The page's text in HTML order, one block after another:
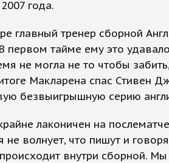
года.
главный тренер сборной
первом тайме ему это
не могла не то чтобы
Макларена спас Стивен
безвыигрышную серию
лаконичен на
не волнует, что пишут и
внутри сборной.